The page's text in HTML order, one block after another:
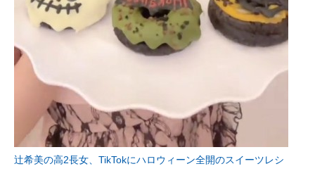
辻希美の高2長女、TikTokにハロウィーン全開のスイーツレシ